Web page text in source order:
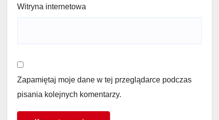
Witryna internetowa
Zapamiętaj moje dane w tej przeglądarce podczas
pisania kolejnych komentarzy.